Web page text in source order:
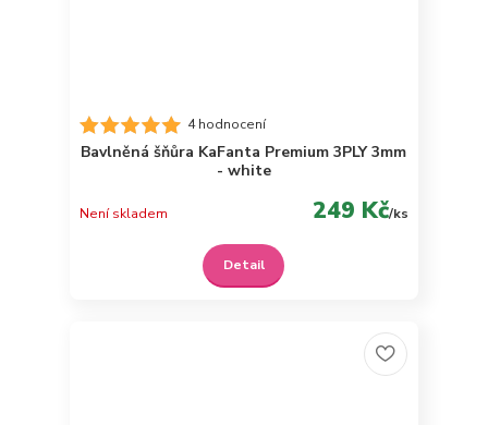
4 hodnocení
Bavlněná šňůra KaFanta Premium 3PLY 3mm
- white
249 Kč/ks
Není skladem
Detail